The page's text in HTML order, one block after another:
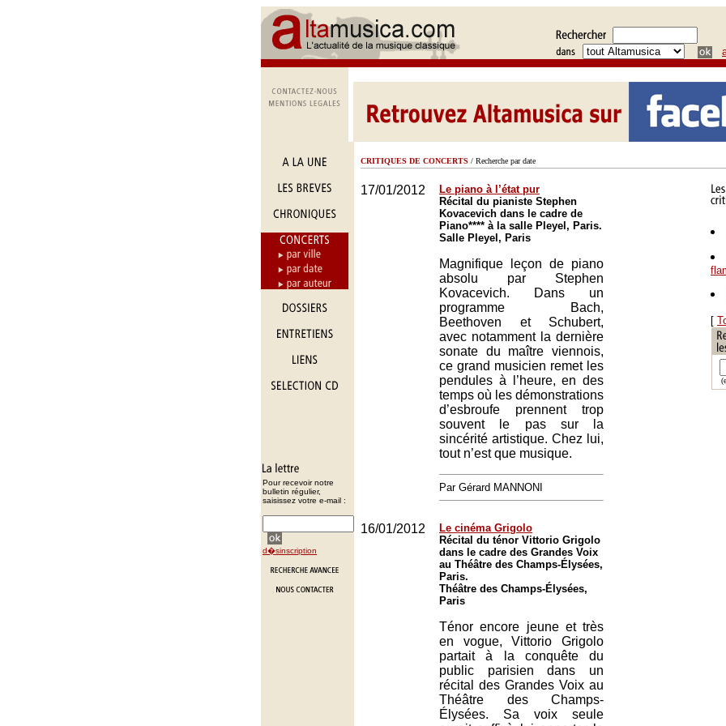
Pour recevoir notre
bulletin régulier,
saisissez votre e-mail :
d�sinscription
CRITIQUES DE CONCERTS / Recherche par date
17/01/2012
Le piano à l’état pur
Récital du pianiste Stephen
Kovacevich dans le cadre de
Piano**** à la salle Pleyel, Paris.
Salle Pleyel, Paris
Magnifique leçon de piano
absolu par Stephen
Kovacevich. Dans un
programme Bach,
Beethoven et Schubert,
avec notamment la dernière
sonate du maître viennois,
ce grand musicien remet les
pendules à l’heure, en des
temps où les démonstrations
d’esbroufe prennent trop
souvent le pas sur la
sincérité artistique. Chez lui,
tout n’est que musique.
Par Gérard MANNONI
16/01/2012
Le cinéma Grigolo
Récital du ténor Vittorio Grigolo
dans le cadre des Grandes Voix
au Théâtre des Champs-Élysées,
Paris.
Théâtre des Champs-Élysées,
Paris
Ténor encore jeune et très
en vogue, Vittorio Grigolo
partait à la conquête du
public parisien dans un
récital des Grandes Voix au
Théâtre des Champs-
Élysées. Sa voix seule
[